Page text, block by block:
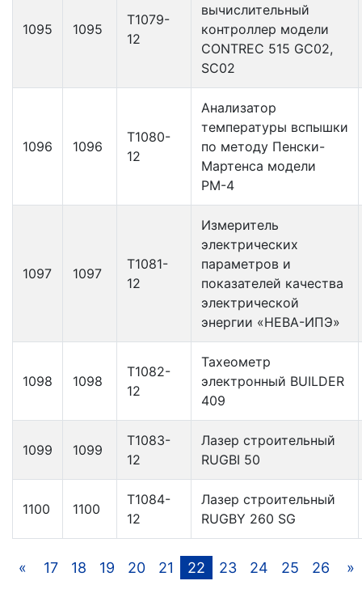
1095 1095
Т1079-
12
вычислительный
контроллер модели
CONTREC 515 GC02,
SC02
1096 1096
Т1080-
12
Анализатор
температуры вспышки
по методу Пенски-
Мартенса модели
РМ-4
1097 1097
Т1081-
12
Измеритель
электрических
параметров и
показателей качества
электрической
энергии «НЕВА-ИПЭ»
1098 1098
Т1082-
12
Тахеометр
электронный BUILDER
409
1099 1099
Т1083-
12
Лазер строительный
RUGBI 50
1100 1100
Т1084-
12
Лазер строительный
RUGBY 260 SG
« 17 18 19 20 21 22 23 24 25 26 »